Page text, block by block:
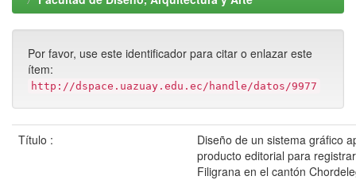
Por favor, use este identificador para citar o enlazar este
ítem:
http://dspace.uazuay.edu.ec/handle/datos/9977
Título :
Diseño de un sistema gráfico
producto editorial para
Filigrana en el cantón